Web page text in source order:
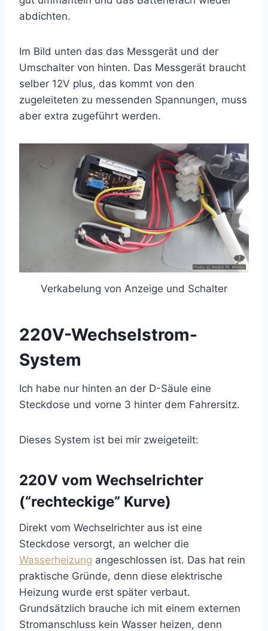
abdichten.
Im Bild unten das das Messgerät und der
Umschalter von hinten. Das Messgerät braucht
selber 12V plus, das kommt von den
zugeleiteten zu messenden Spannungen, muss
aber extra zugeführt werden.
Verkabelung von Anzeige und Schalter
220V-Wechselstrom-
System
Ich habe nur hinten an der D-Säule eine
Steckdose und vorne 3 hinter dem Fahrersitz.
Dieses System ist bei mir zweigeteilt:
220V vom Wechselrichter
(“rechteckige” Kurve)
Direkt vom Wechselrichter aus ist eine
Steckdose versorgt, an welcher die
Wasserheizung angeschlossen ist. Das hat rein
praktische Gründe, denn diese elektrische
Heizung wurde erst später verbaut.
Grundsätzlich brauche ich mit einem externen
Stromanschluss kein Wasser heizen, denn